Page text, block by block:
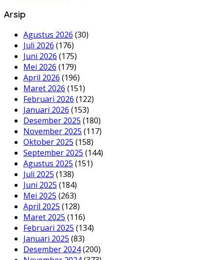
Arsip
Agustus 2026 (30)
Juli 2026 (176)
Juni 2026 (175)
Mei 2026 (179)
April 2026 (196)
Maret 2026 (151)
Februari 2026 (122)
Januari 2026 (153)
Desember 2025 (180)
November 2025 (117)
Oktober 2025 (158)
September 2025 (144)
Agustus 2025 (151)
Juli 2025 (138)
Juni 2025 (184)
Mei 2025 (263)
April 2025 (128)
Maret 2025 (116)
Februari 2025 (134)
Januari 2025 (83)
Desember 2024(200)